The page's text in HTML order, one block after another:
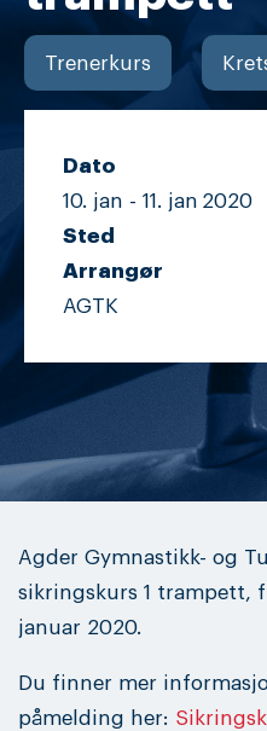
Trenerkurs
Dato
10. jan - 11. jan 2020
Sted
Arrangør
AGTK
Agder Gymnastikk- og
sikringskurs 1 trampett,
januar 2020.
Du finner mer
påmelding her: